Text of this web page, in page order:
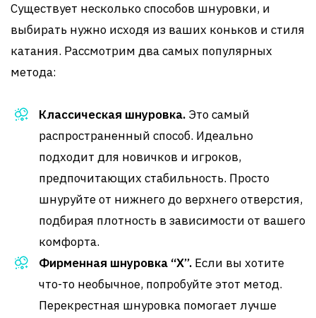
Существует несколько способов шнуровки, и
выбирать нужно исходя из ваших коньков и стиля
катания. Рассмотрим два самых популярных
метода:
Классическая шнуровка. Это самый
распространенный способ. Идеально
подходит для новичков и игроков,
предпочитающих стабильность. Просто
шнуруйте от нижнего до верхнего отверстия,
подбирая плотность в зависимости от вашего
комфорта.
Фирменная шнуровка “X”. Если вы хотите
что-то необычное, попробуйте этот метод.
Перекрестная шнуровка помогает лучше